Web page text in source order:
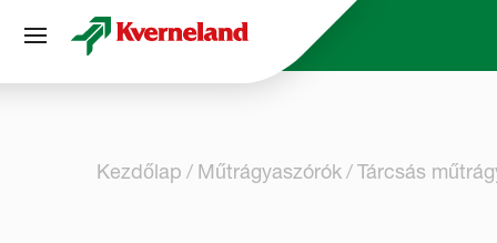
Kezdőlap Műtrágya­szórók Tárcsás
Süti preferenciák